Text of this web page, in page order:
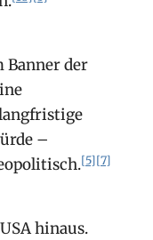
Banner der
–
[5][7]
hinaus.